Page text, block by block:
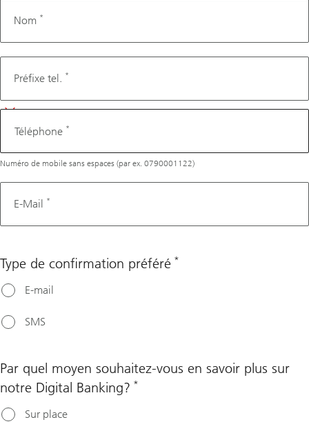
Nom *
Téléphone
Préfixe tel. *
Téléphone *
Numéro de mobile sans espaces (par ex. 0790001122)
E-Mail *
Type de confirmation préféré *
E-mail
SMS
Par quel moyen souhaitez-vous en savoir plus sur
notre Digital Banking? *
Sur place